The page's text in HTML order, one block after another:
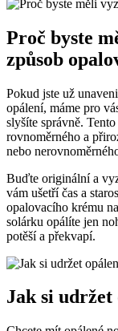
Proč byste
způsob
Pokud jste už
opálení, máme pro
slyšíte správně.
rovnoměrného a
nebo
Buďte originální a
vám ušetří čas a
opalovacího krému
solárku opálíte jen
potěší a překvapí.
Jak si udržet